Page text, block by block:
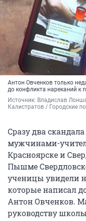
Антон Овченков только
до конфликта нареканий к
Источник: Владислав
Калистратов / Городские
Сразу два
мужчинами-
Красноярске и
Пышме
ученицы увидели
которые написал
Антон Овченков.
руководству